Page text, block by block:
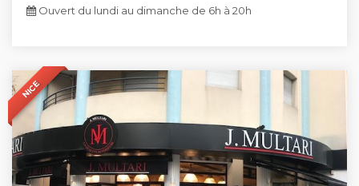
Ouvert du lundi au dimanche de 6h à 20h
NICE